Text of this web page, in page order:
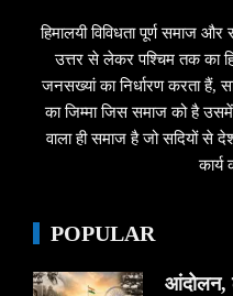
हिमालयी विविधता पूर्ण समाज
उत्तर से लेकर पश्चिम तक का
जनसख्यां का निर्धारण करता हैं,
का जिम्मा जिस समाज को है
वाला ही समाज है जो सदियों से
कार्य
POPULAR
आंदोलन,